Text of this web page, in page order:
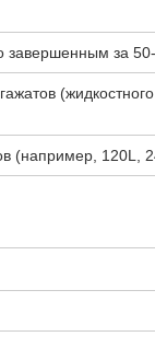
завершенным за 50-
120L,